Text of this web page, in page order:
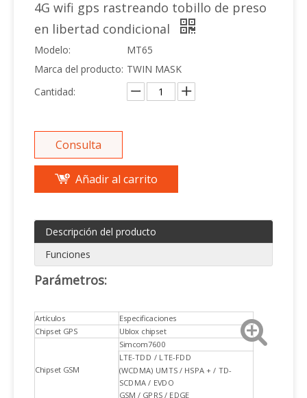
4G wifi gps rastreando tobillo de preso
en libertad condicional
Modelo:
MT65
Marca del producto: TWIN MASK
Cantidad:
Consulta
Añadir al carrito
Descripción del producto
Funciones
Parámetros:
Artículos
Especificaciones
Chipset GPS
Ublox chipset
Chipset GSM
Simcom7600
LTE-TDD / LTE-FDD
(WCDMA) UMTS / HSPA + / TD-
SCDMA / EVDO
GSM / GPRS / EDGE